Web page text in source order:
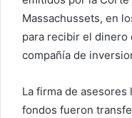
Massachussets, en
para recibir el dinero
compañía de
La firma de
fondos fueron